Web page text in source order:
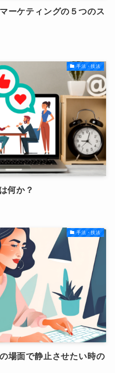
ーケティングの５つのス
手法・技法
何か？
手法・技法
場面で静止させたい時の